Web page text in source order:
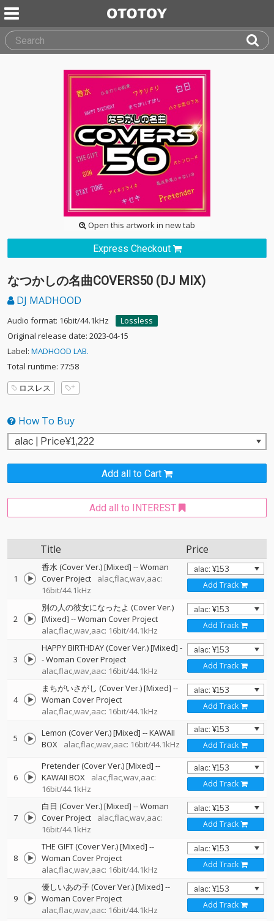
Open this artwork in new tab
Express Checkout
なつかしの名曲COVERS50 (DJ MIX)
DJ MADHOOD
Audio format: 16bit/44.1kHz
Lossless
Original release date: 2023-04-15
Label: MADHOOD LAB.
Total runtime: 77:58
ロスレス
How To Buy
Add all to Cart
Add all to INTEREST
Title Price
1
香水 (Cover Ver.) [Mixed] --Woman
Cover Project
alac,flac,wav,aac:
16bit/44.1kHz
Add Track
2
別の人の彼女になったよ (Cover Ver.)
[Mixed] --Woman Cover Project
alac,flac,wav,aac: 16bit/44.1kHz
Add Track
3
HAPPY BIRTHDAY (Cover Ver.) [Mixed] -
-Woman Cover Project
alac,flac,wav,aac: 16bit/44.1kHz
Add Track
4
まちがいさがし (Cover Ver.) [Mixed] --
Woman Cover Project
alac,flac,wav,aac: 16bit/44.1kHz
Add Track
5 Lemon (Cover Ver.) [Mixed] --KAWAII
BOX
alac,flac,wav,aac: 16bit/44.1kHz Add Track
6
Pretender (Cover Ver.) [Mixed] --
KAWAII BOX
alac,flac,wav,aac:
16bit/44.1kHz
Add Track
7
白日 (Cover Ver.) [Mixed] --Woman
Cover Project
alac,flac,wav,aac:
16bit/44.1kHz
Add Track
8
THE GIFT (Cover Ver.) [Mixed] --
Woman Cover Project
alac,flac,wav,aac: 16bit/44.1kHz
Add Track
9
優しいあの子 (Cover Ver.) [Mixed] --
Woman Cover Project
alac,flac,wav,aac: 16bit/44.1kHz
Add Track